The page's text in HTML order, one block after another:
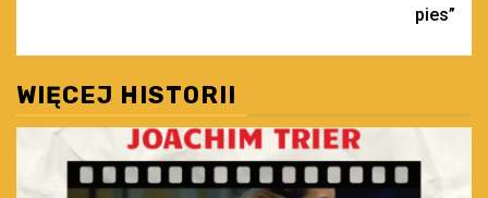
pies”
WIĘCEJ HISTORII